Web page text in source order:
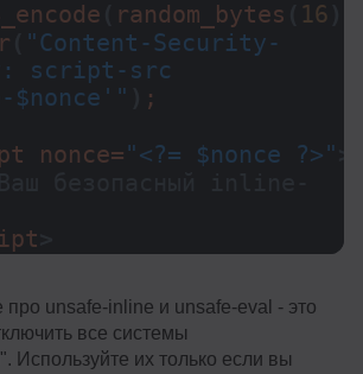
random_bytes 16
"Content-Security-
script-src
$nonce'"
;
nonce="<?= $nonce ?>"
про unsafe-inline и unsafe-eval - это
все системы
Используйте их только если вы